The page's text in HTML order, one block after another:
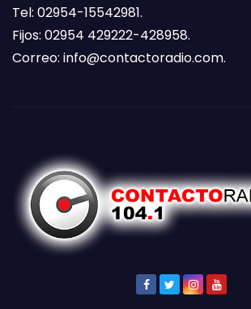
Tel: 02954-15542981.
Fijos: 02954 429222-428958.
Correo: info@contactoradio.com.